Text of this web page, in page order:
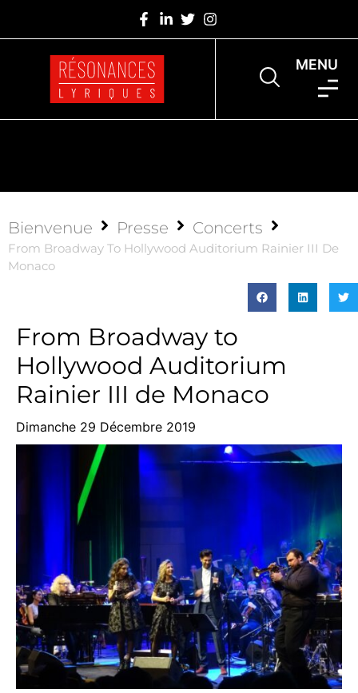
MENU
Bienvenue Presse Concerts
From Broadway To Hollywood Auditorium Rainier III De
Monaco
From Broadway to
Hollywood Auditorium
Rainier III de Monaco
Dimanche 29 Décembre 2019